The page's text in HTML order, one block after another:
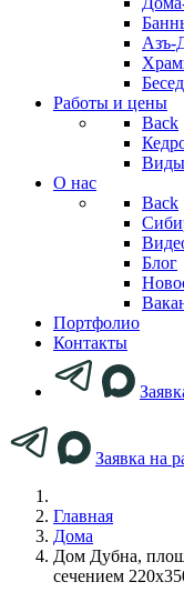
Азъ-
Работы и цены
Back
Виды
О нас
Back
Блог
Портфолио
Контакты
Заявка на
Главная
Дома
Дом Дубна,
сечением